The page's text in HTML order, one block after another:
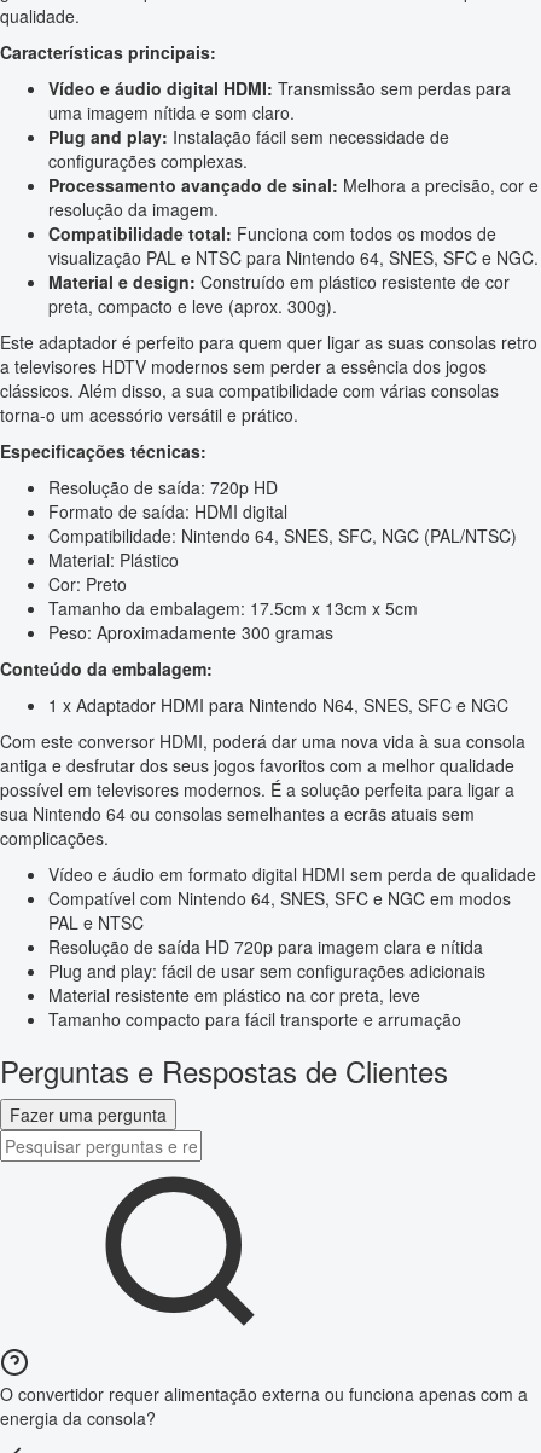
qualidade.
Características principais:
Vídeo e áudio digital HDMI: Transmissão sem perdas para
uma imagem nítida e som claro.
Plug and play: Instalação fácil sem necessidade de
configurações complexas.
Processamento avançado de sinal: Melhora a precisão, cor e
resolução da imagem.
Compatibilidade total: Funciona com todos os modos de
visualização PAL e NTSC para Nintendo 64, SNES, SFC e NGC.
Material e design: Construído em plástico resistente de cor
preta, compacto e leve (aprox. 300g).
Este adaptador é perfeito para quem quer ligar as suas consolas retro
a televisores HDTV modernos sem perder a essência dos jogos
clássicos. Além disso, a sua compatibilidade com várias consolas
torna-o um acessório versátil e prático.
Especificações técnicas:
Resolução de saída: 720p HD
Formato de saída: HDMI digital
Compatibilidade: Nintendo 64, SNES, SFC, NGC (PAL/NTSC)
Material: Plástico
Cor: Preto
Tamanho da embalagem: 17.5cm x 13cm x 5cm
Peso: Aproximadamente 300 gramas
Conteúdo da embalagem:
1 x Adaptador HDMI para Nintendo N64, SNES, SFC e NGC
Com este conversor HDMI, poderá dar uma nova vida à sua consola
antiga e desfrutar dos seus jogos favoritos com a melhor qualidade
possível em televisores modernos. É a solução perfeita para ligar a
sua Nintendo 64 ou consolas semelhantes a ecrãs atuais sem
complicações.
Vídeo e áudio em formato digital HDMI sem perda de qualidade
Compatível com Nintendo 64, SNES, SFC e NGC em modos
PAL e NTSC
Resolução de saída HD 720p para imagem clara e nítida
Plug and play: fácil de usar sem configurações adicionais
Material resistente em plástico na cor preta, leve
Tamanho compacto para fácil transporte e arrumação
Perguntas e Respostas de Clientes
Fazer uma pergunta
O convertidor requer alimentação externa ou funciona apenas com a
energia da consola?